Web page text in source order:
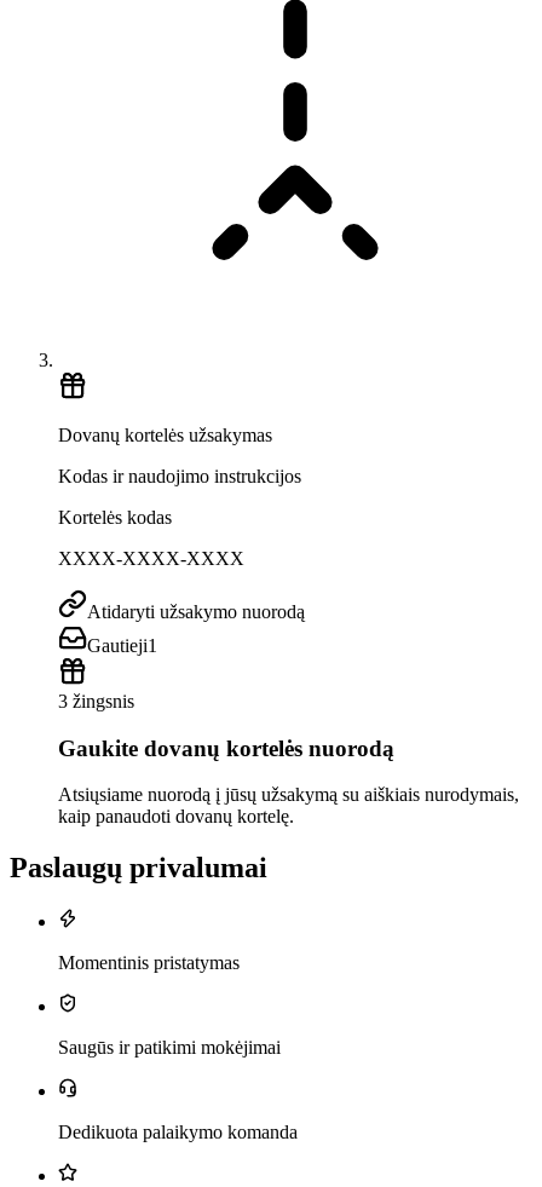
Dovanų kortelės užsakymas
Kodas ir naudojimo instrukcijos
Kortelės kodas
XXXX-XXXX-XXXX
Atidaryti užsakymo nuorodą
Gautieji1
3 žingsnis
Gaukite dovanų kortelės nuorodą
Atsiųsiame nuorodą į jūsų užsakymą su aiškiais nurodymais,
kaip panaudoti dovanų kortelę.
Paslaugų privalumai
Momentinis pristatymas
Saugūs ir patikimi mokėjimai
Dedikuota palaikymo komanda